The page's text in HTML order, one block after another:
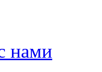
нами